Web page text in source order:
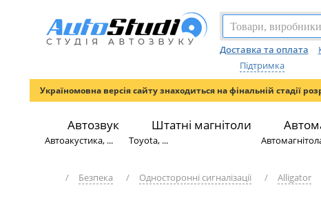
Доставка та оплата
Підтримка
Україномовна версія сайту знаходиться на фінальній стадії
Автозвук
Автоакустика, ...
Штатні магнітоли
Toyota, ...
/ Безпека / Односторонні сигналізації / Alligator